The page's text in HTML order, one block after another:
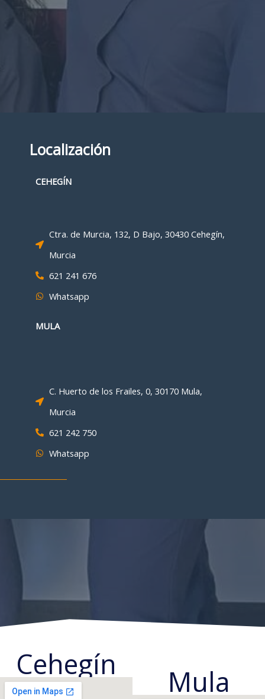
Localización
CEHEGÍN
Ctra. de Murcia, 132, D Bajo, 30430 Cehegín,
Murcia
621 241 676
Whatsapp
MULA
C. Huerto de los Frailes, 0, 30170 Mula,
Murcia
621 242 750
Whatsapp
Cehegín Mula